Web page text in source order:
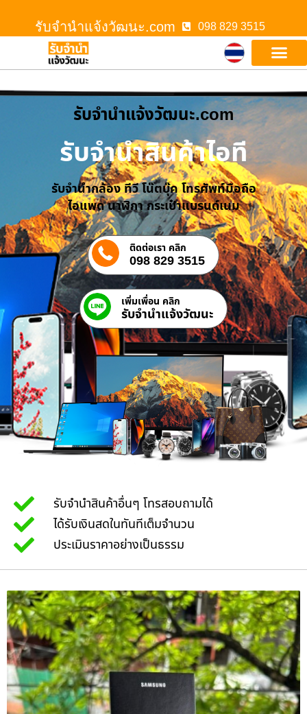
รับจํานําแจ้งวัฒนะ.com 098 829 3515
รับจํานําแจ้งวัฒนะ.com
รับจำนำสินค้าไอที
รับจำนำกล้อง ทีวี โน๊ตบุ๊ค โทรศัพท์มือถือ
ไอแพด นาฬิกา กระเป๋าแบรนด์เนม
ติดต่อเรา คลิก
098 829 3515
เพิ่มเพื่อน คลิก
รับจํานําแจ้งวัฒนะ
รับจำนำสินค้าอื่นๆ โทรสอบถามได้
ได้รับเงินสดในทันทีเต็มจำนวน
ประเมินราคาอย่างเป็นธรรม